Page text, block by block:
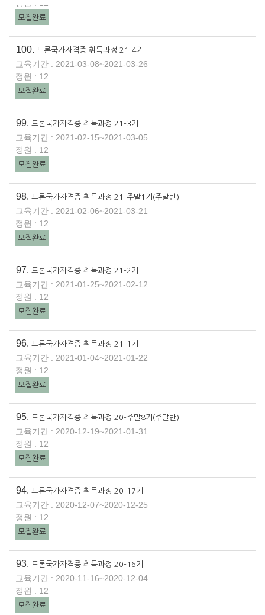
정원 : 12
모집완료
100. 드론국가자격증 취득과정 21-4기
교육기간 : 2021-03-08~2021-03-26
정원 : 12
모집완료
99. 드론국가자격증 취득과정 21-3기
교육기간 : 2021-02-15~2021-03-05
정원 : 12
모집완료
98. 드론국가자격증 취득과정 21-주말1기(주말반)
교육기간 : 2021-02-06~2021-03-21
정원 : 12
모집완료
97. 드론국가자격증 취득과정 21-2기
교육기간 : 2021-01-25~2021-02-12
정원 : 12
모집완료
96. 드론국가자격증 취득과정 21-1기
교육기간 : 2021-01-04~2021-01-22
정원 : 12
모집완료
95. 드론국가자격증 취득과정 20-주말8기(주말반)
교육기간 : 2020-12-19~2021-01-31
정원 : 12
모집완료
94. 드론국가자격증 취득과정 20-17기
교육기간 : 2020-12-07~2020-12-25
정원 : 12
모집완료
93. 드론국가자격증 취득과정 20-16기
교육기간 : 2020-11-16~2020-12-04
정원 : 12
모집완료